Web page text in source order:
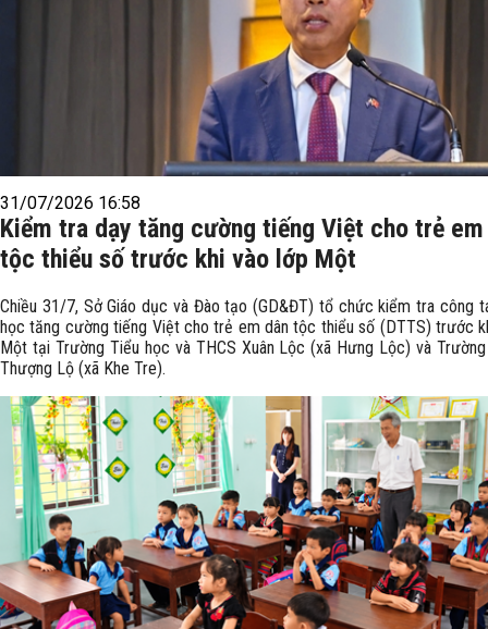
31/07/2026 16:58
Kiểm tra dạy tăng cường tiếng Việt cho trẻ em
tộc thiểu số trước khi vào lớp Một
Chiều 31/7, Sở Giáo dục và Đào tạo (GD&ĐT) tổ chức kiểm tra công
học tăng cường tiếng Việt cho trẻ em dân tộc thiểu số (DTTS) trước
Một tại Trường Tiểu học và THCS Xuân Lộc (xã Hưng Lộc) và
Thượng Lộ (xã Khe Tre).